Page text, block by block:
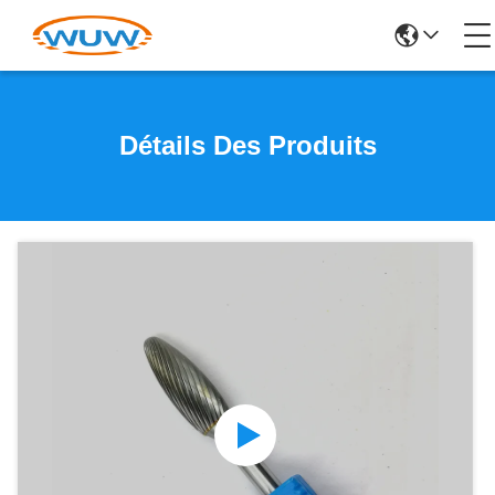
Détails Des Produits